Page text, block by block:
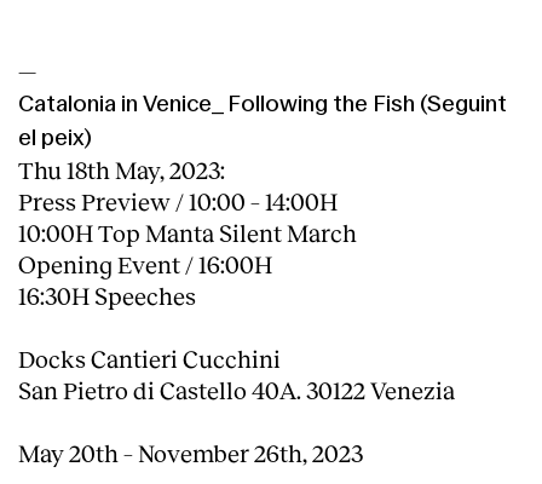
—
Catalonia in Venice_ Following the Fish (Seguint
el peix)
Thu 18th May, 2023:
Press Preview / 10:00 – 14:00H
10:00H Top Manta Silent March
Opening Event / 16:00H
16:30H Speeches
Docks Cantieri Cucchini
San Pietro di Castello 40A. 30122 Venezia
May 20th ­– November 26th, 2023